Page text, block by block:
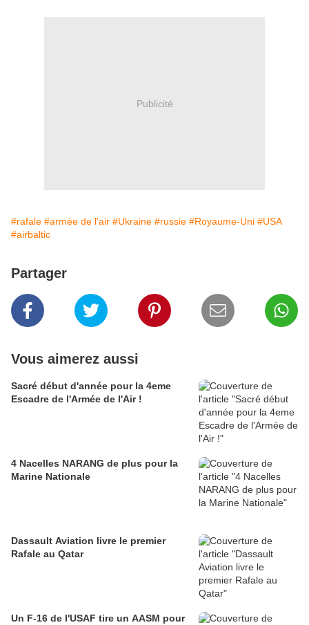
Publicité
#rafale #armée de l'air #Ukraine #russie #Royaume-Uni #USA
#airbaltic
Partager
Vous aimerez aussi
Sacré début d'année pour la 4eme
Escadre de l'Armée de l'Air !
4 Nacelles NARANG de plus pour la
Marine Nationale
Dassault Aviation livre le premier
Rafale au Qatar
Un F-16 de l'USAF tire un AASM pour